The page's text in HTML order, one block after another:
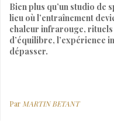
Bien plus qu’un studio de
lieu où l’entraînement
chaleur infrarouge,
d’équilibre, l’expérience
dépasser.
Par MARTIN BETANT